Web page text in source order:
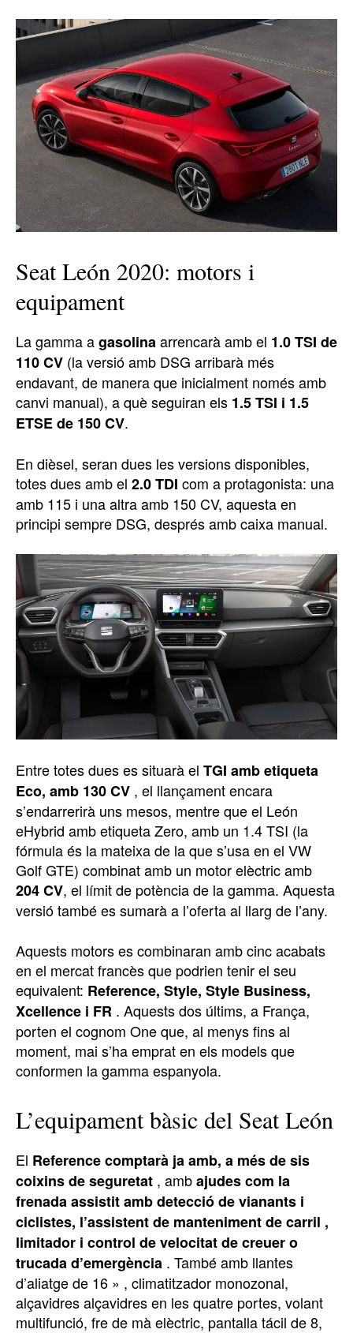
Seat León 2020: motors i
equipament
La gamma agasolinaarrencarà amb el 1.0 TSI de
110 CV (la versió amb DSG arribarà més
endavant, de manera que inicialment només amb
canvi manual), a què seguiran els 1.5 TSI i 1.5
ETSE de 150 CV.
En dièsel, seran dues les versions disponibles,
totes dues amb el 2.0 TDI com a protagonista: una
amb 115 i una altra amb 150 CV, aquesta en
principi sempre DSG, després amb caixa manual.
Entre totes dues es situarà el TGI amb etiqueta
Eco, amb 130 CV , el llançament encara
s’endarrerirà uns mesos, mentre que el León
eHybrid amb etiqueta Zero, amb un 1.4 TSI (la
fórmula és la mateixa de la que s’usa en el VW
Golf GTE) combinat amb un motor elèctric amb
204 CV, el límit de potència de la gamma. Aquesta
versió també es sumarà a l’oferta al llarg de l’any.
Aquests motors es combinaran amb cinc acabats
en el mercat francès que podrien tenir el seu
equivalent: Reference, Style, Style Business,
Xcellence i FR . Aquests dos últims, a França,
porten el cognom One que, al menys fins al
moment, mai s’ha emprat en els models que
conformen la gamma espanyola.
L’equipament bàsic del Seat León
El Reference comptarà ja amb, a més de sis
coixins de seguretat , ambajudes com la
frenada assistit amb detecció de vianants i
ciclistes, l’assistent de manteniment de carril ,
limitador i control de velocitat de creuer o
trucada d’emergència . També amb llantes
d’aliatge de 16 » , climatitzador monozonal,
alçavidres alçavidres en les quatre portes, volant
multifunció, fre de mà elèctric, pantalla tácil de 8,